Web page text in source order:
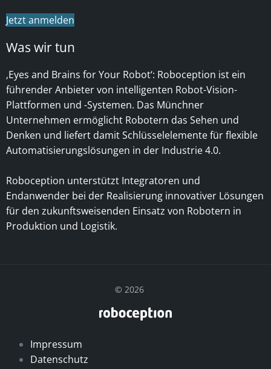
Jetzt anmelden
Was wir tun
‚Eyes and Brains for Your Robot‘: Roboception ist ein
führender Anbieter von intelligenten Robot-Vision-
Plattformen und -Systemen. Das Münchner
Unternehmen ermöglicht Robotern das Sehen und
Denken und liefert damit Schlüsselelemente für flexible
Automatisierungslösungen in der Industrie 4.0.
Roboception unterstützt Integratoren und
Endanwender bei der Realisierung innovativer Lösungen
für den zukunftsweisenden Einsatz von Robotern in
Produktion und Logistik.
© 2026
Impressum
Datenschutz